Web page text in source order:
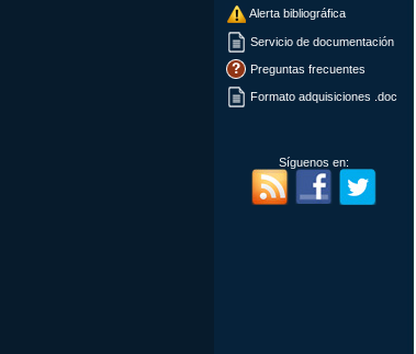
Alerta bibliográfica
Servicio de documentación
Preguntas frecuentes
Formato adquisiciones .doc
Síguenos en: